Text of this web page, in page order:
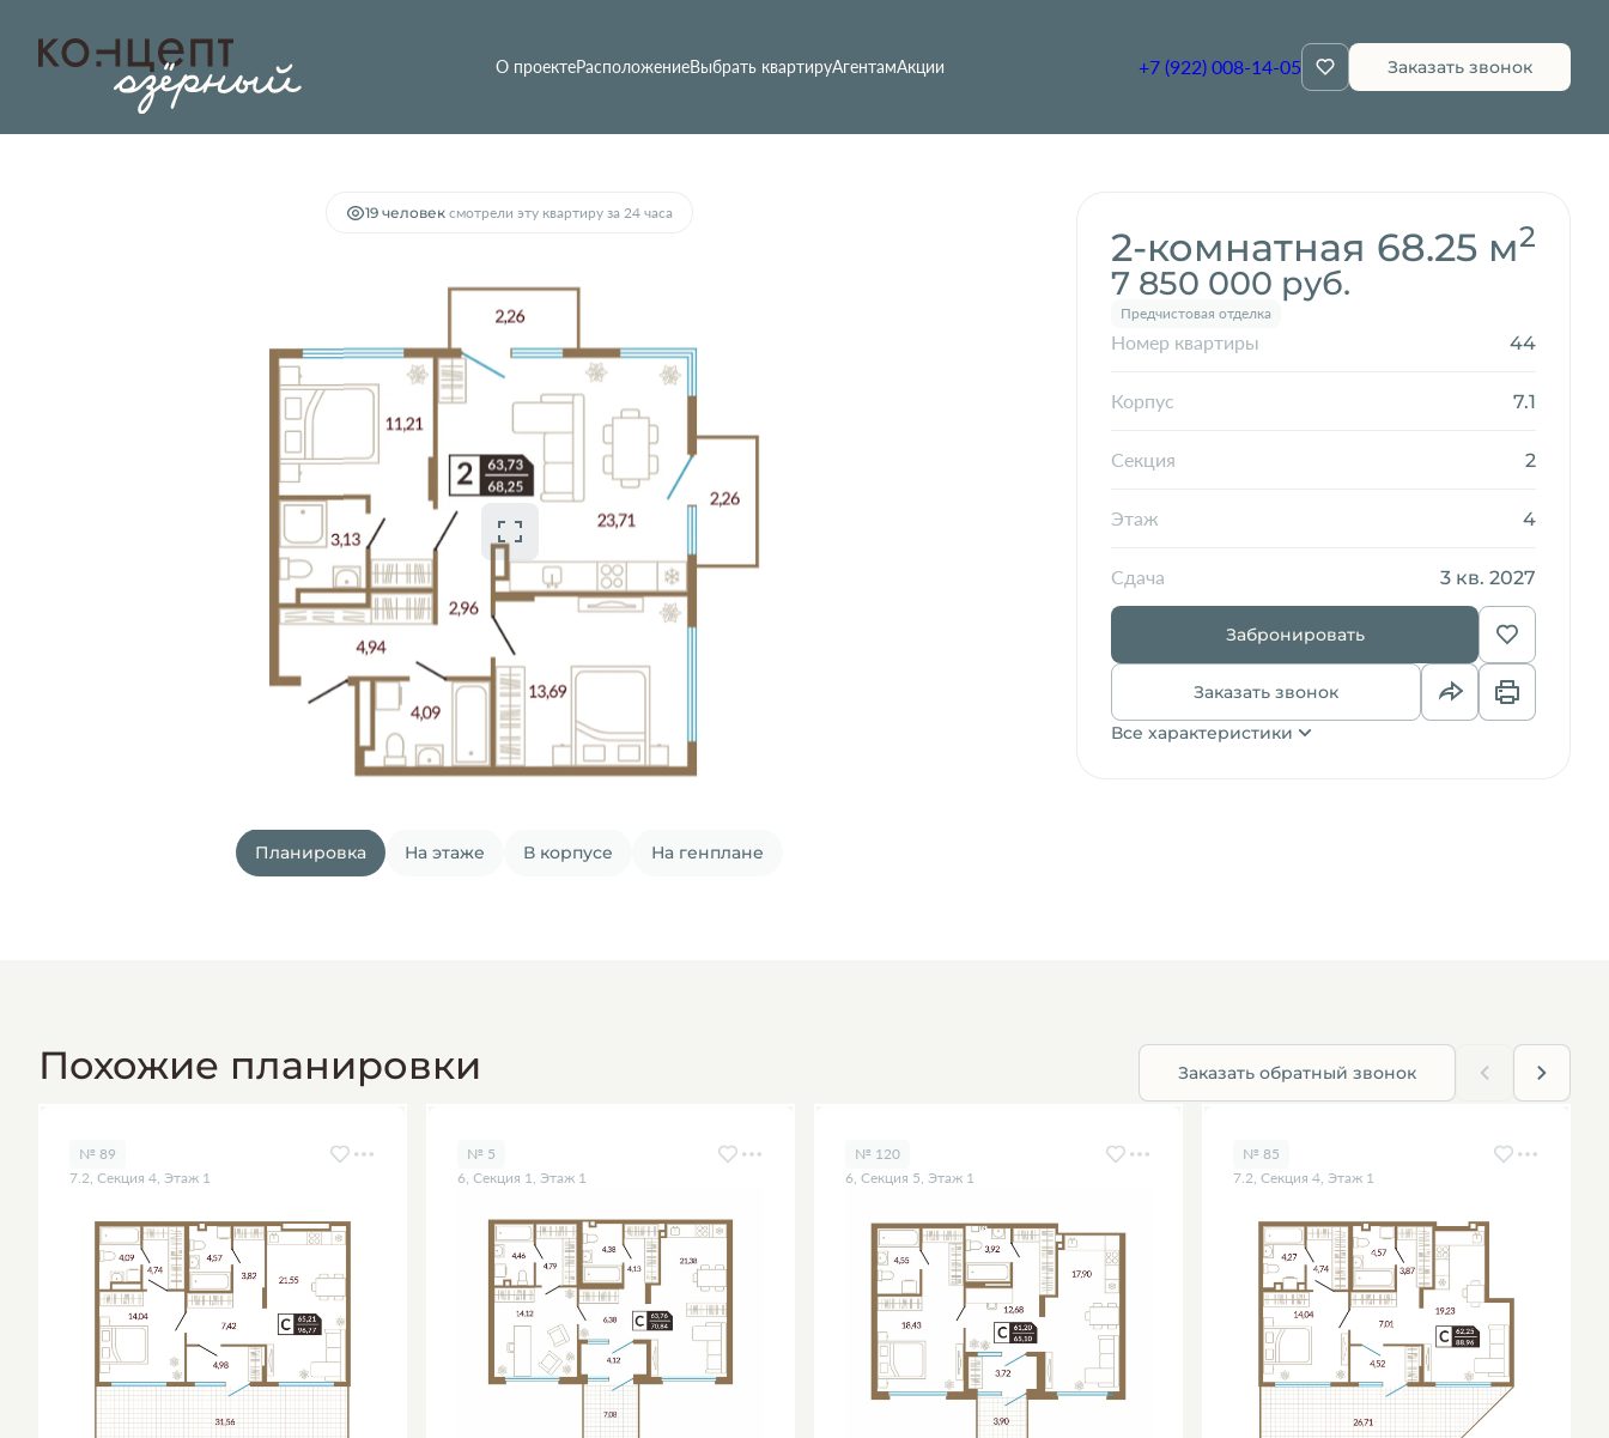
О проектеРасположениеВыбрать квартируАгентамАкции +7 (922) 008-14-05 Заказать звонок
2-комнатная68.25 м2 Забронировать
19 человек смотрели эту квартиру за 24 часа
Планировка На этаже В корпусе На генплане
2-комнатная 68.25 м2
7 850 000 руб.
Предчистовая отделка
Номер квартиры 44
Корпус 7.1
Секция 2
Этаж 4
Сдача 3 кв. 2027
Забронировать
Заказать звонок
Все характеристики
Похожие планировки Заказать обратный звонок
№ 89
7.2, Секция 4, Этаж 1
№ 5
6, Секция 1, Этаж 1
№ 120
6, Секция 5, Этаж 1
№ 85
7.2, Секция 4, Этаж 1